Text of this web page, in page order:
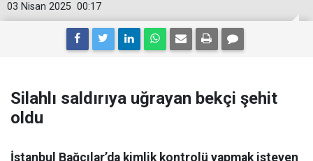
00:17
03 Nisan 2025
Silahlı saldırıya uğrayan bekçi şehit
oldu
İstanbul Bağcılar’da kimlik kontrolü yapmak isteyen